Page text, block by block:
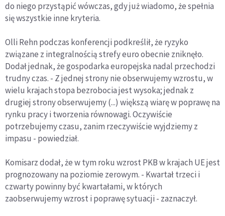
do niego przystąpić wówczas, gdy już wiadomo, że spełnia
się wszystkie inne kryteria.
Olli Rehn podczas konferencji podkreślił, że ryzyko
związane z integralnością strefy euro obecnie zniknęło.
Dodał jednak, że gospodarka europejska nadal przechodzi
trudny czas. - Z jednej strony nie obserwujemy wzrostu, w
wielu krajach stopa bezrobocia jest wysoka; jednak z
drugiej strony obserwujemy (...) większą wiarę w poprawę na
rynku pracy i tworzenia równowagi. Oczywiście
potrzebujemy czasu, zanim rzeczywiście wyjdziemy z
impasu - powiedział.
Komisarz dodał, że w tym roku wzrost PKB w krajach UE jest
prognozowany na poziomie zerowym. - Kwartał trzeci i
czwarty powinny być kwartałami, w których
zaobserwujemy wzrost i poprawę sytuacji - zaznaczył.